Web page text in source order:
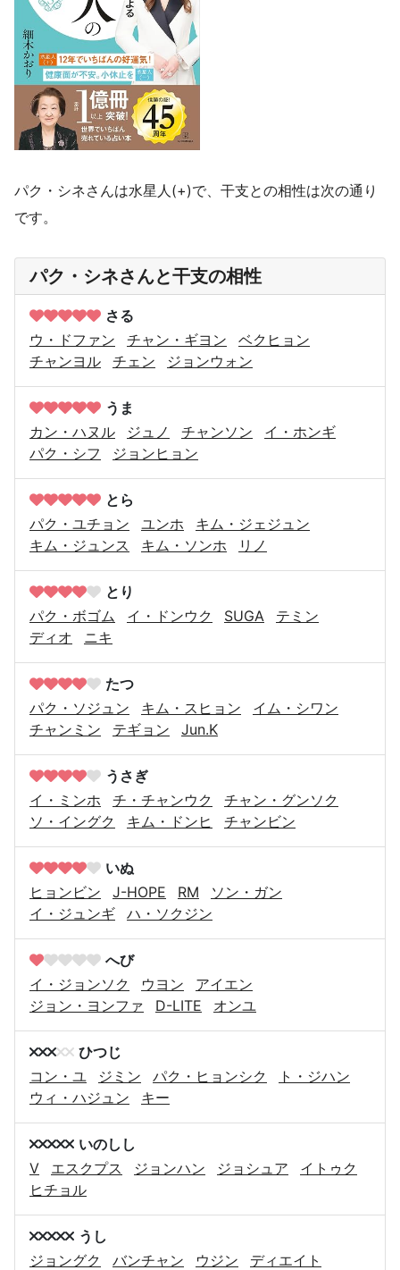
パク・シネさんは水星人(+)で、干支との相性は次の通り
です。
パク・シネさんと干支の相性
さる
ウ・ドファン
チャン・ギヨン
ベクヒョン
チャンヨル
チェン ジョンウォン
うま
カン・ハヌル
ジュノ チャンソン
イ・ホンギ
パク・シフ
ジョンヒョン
とら
パク・ユチョン
ユンホ
キム・ジェジュン
キム・ジュンス
キム・ソンホ リノ
とり
パク・ボゴム
イ・ドンウク SUGA
テミン
ディオ
ニキ
たつ
パク・ソジュン
キム・スヒョン
イム・シワン
チャンミン
テギョン Jun.K
うさぎ
イ・ミンホ
チ・チャンウク
チャン・グンソク
ソ・イングク
キム・ドンヒ チャンビン
いぬ
ヒョンビン
J-HOPE RM
ソン・ガン
イ・ジュンギ
ハ・ソクジン
へび
イ・ジョンソク
ウヨン
アイエン
ジョン・ヨンファ
D-LITE オンユ
ひつじ
コン・ユ
ジミン パク・ヒョンシク
ト・ジハン
ウィ・ハジュン
キー
いのしし
V
エスクプス ジョンハン ジョシュア
イトゥク
ヒチョル
うし
ジョングク
バンチャン ウジン
ディエイト